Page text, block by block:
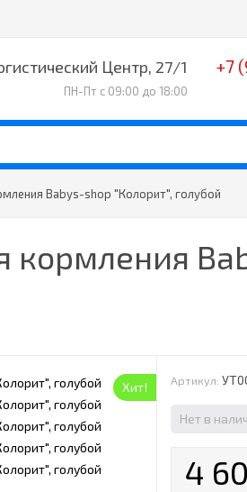
Центр, 27/1
ПН-Пт с 09:00 до 18:00
+7
Babys-shop "Колорит", голубой
кормления
Хит! Артикул:
Нет в
4